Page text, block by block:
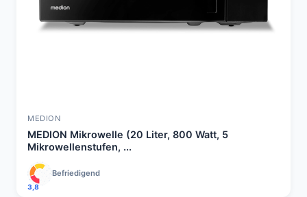
MEDION
MEDION Mikrowelle (20 Liter, 800 Watt, 5
Mikrowellenstufen, ...
3,8
Befriedigend